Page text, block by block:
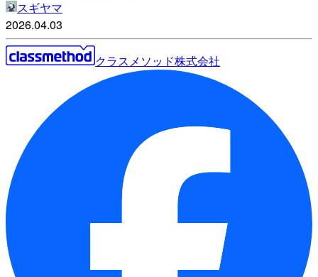
スギヤマ
2026.04.03
クラスメソッド株式会社